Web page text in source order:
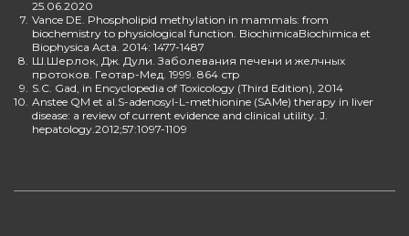
25.06.2020
7. Vance DE. Phospholipid methylation in mammals: from
biochemistry to physiological function. BiochimicaBiochimica et
Biophysica Acta. 2014: 1477-1487
8. Ш.Шерлок, Дж. Дули. Заболевания печени и желчных
протоков. Геотар-Мед. 1999. 864 стр
9. S.C. Gad, in Encyclopedia of Toxicology (Third Edition), 2014
10. Anstee QM et al.S-adenosyl-L-methionine (SAMe) therapy in liver
disease: a review of current evidence and clinical utility. J.
hepatology.2012;57:1097-1109